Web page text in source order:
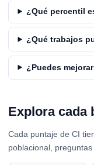
¿Qué percentil
¿Qué trabajos
¿Puedes
Explora cada
Cada puntaje de CI
poblacional,